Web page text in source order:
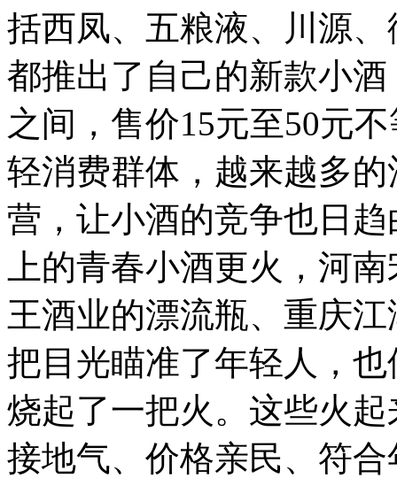
括西凤、五粮液、川源
都推出了自己的新款小
之间，售价15元至50元
轻消费群体，越来越多
营，让小酒的竞争也日
上的青春小酒更火，河
王酒业的漂流瓶、重庆
把目光瞄准了年轻人，
烧起了一把火。这些火
接地气、价格亲民、符